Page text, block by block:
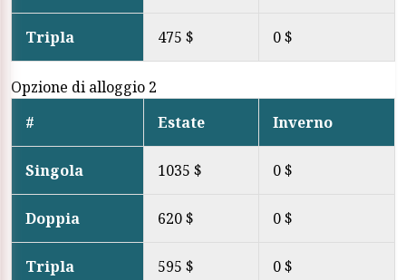
Tripla 475 $ 0 $
Opzione di alloggio 2
#
Estate Inverno
Singola 1035 $ 0 $
Doppia 620 $ 0 $
Tripla 595 $ 0 $